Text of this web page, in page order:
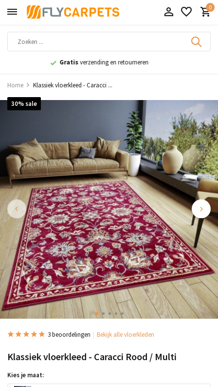
0
Specialistin vloerkleden
Home Klassiek vloerkleed - Caracci ...
30% sale
3 beoordelingen Bekijk alle vloerkleden
Klassiek vloerkleed - Caracci Rood / Multi
Kies je maat: